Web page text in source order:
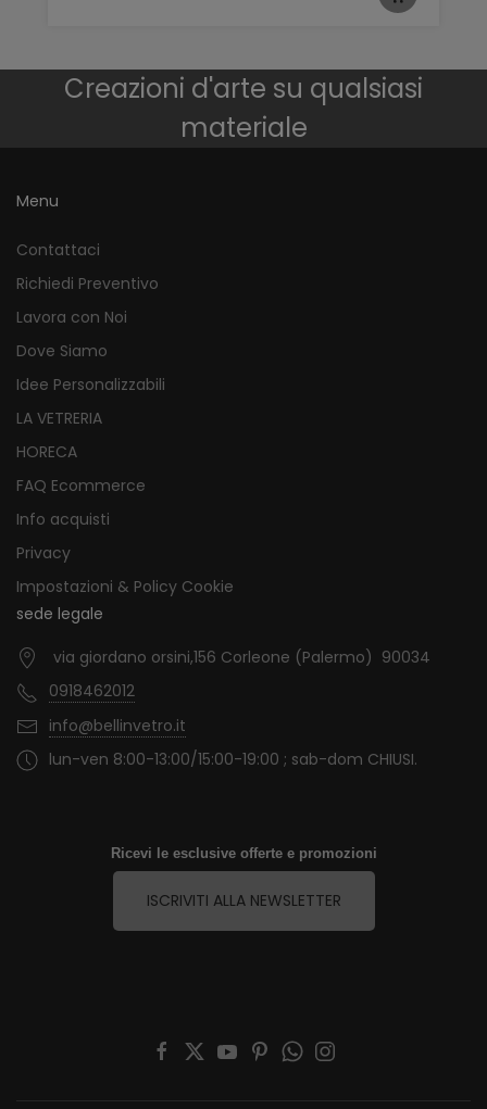
Creazioni d'arte su qualsiasi
materiale
Menu
Contattaci
Richiedi Preventivo
Lavora con Noi
Dove Siamo
Idee Personalizzabili
LA VETRERIA
HORECA
FAQ Ecommerce
Info acquisti
Privacy
Impostazioni & Policy Cookie
sede legale
via giordano orsini,156 Corleone (Palermo) 90034
0918462012
info@bellinvetro.it
lun-ven 8:00-13:00/15:00-19:00 ; sab-dom CHIUSI.
Ricevi le esclusive offerte e promozioni
ISCRIVITI ALLA NEWSLETTER